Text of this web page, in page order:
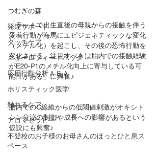
つむぎの森
発達サポート
タッチケア
ニューロフィードバック
応用行動分析ＡＢＡ
ホリスティック医学
触れるケア
アロマセラピー
不登校のお子様のお母さんのほっとひと息ス
ペース
「ラットで出生直後の母親からの接触を伴う
愛着行動が海馬にエピジェネティックな変化
（メチル化）を起こし、その後の恐怖行動を
変化させる。注目すべきは胎内での接触経験
がE20-P1のメチル化向上に寄与している可
能性がある」に興奮♪
胎内でのC線維からの低閾値刺激がオキシト
シン分泌の制御や成長への影響があるという
仮説にも興奮♪